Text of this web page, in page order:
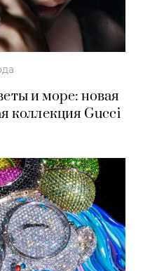
и море: новая
коллекция Gucci